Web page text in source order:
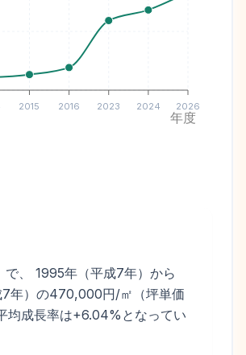
2015 2016 2023 2024 2026
年度
、 1995年（平成7年）から
7年）の470,000円/㎡（坪単価
均成長率は+6.04%となってい